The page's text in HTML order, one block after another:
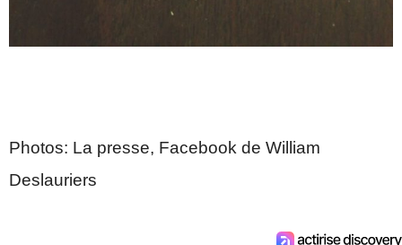
Photos: La presse, Facebook de William
Deslauriers